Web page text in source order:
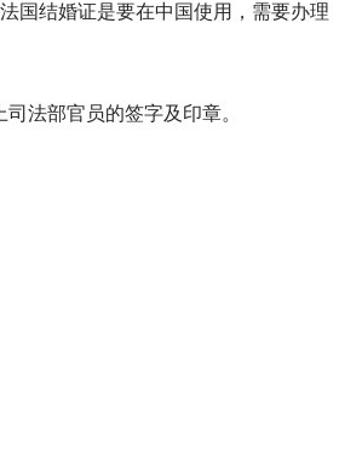
国结婚证是要在中国使用，需要办理
法部官员的签字及印章。